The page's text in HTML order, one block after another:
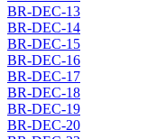
BR-DEC-13
BR-DEC-14
BR-DEC-15
BR-DEC-16
BR-DEC-17
BR-DEC-18
BR-DEC-19
BR-DEC-20